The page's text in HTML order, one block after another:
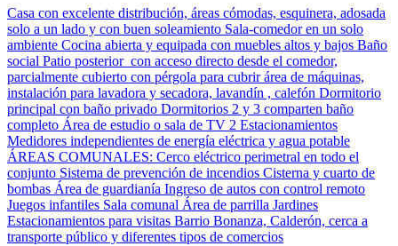
Casa con excelente distribución, áreas cómodas, esquinera, adosada
solo a un lado y con buen soleamiento Sala-comedor en un solo
ambiente Cocina abierta y equipada con muebles altos y bajos Baño
social Patio posterior con acceso directo desde el comedor,
parcialmente cubierto con pérgola para cubrir área de máquinas,
instalación para lavadora y secadora, lavandín , calefón Dormitorio
principal con baño privado Dormitorios 2 y 3 comparten baño
completo Área de estudio o sala de TV 2 Estacionamientos
Medidores independientes de energía eléctrica y agua potable
ÁREAS COMUNALES: Cerco eléctrico perimetral en todo el
conjunto Sistema de prevención de incendios Cisterna y cuarto de
bombas Área de guardianía Ingreso de autos con control remoto
Juegos infantiles Sala comunal Área de parrilla Jardines
Estacionamientos para visitas Barrio Bonanza, Calderón, cerca a
transporte público y diferentes tipos de comercios